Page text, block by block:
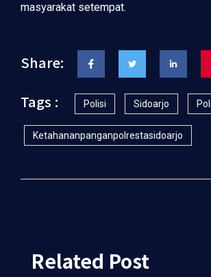
masyarakat setempat.
Share:
Tags :
Polisi Sidoarjo
Ketahananpanganpolrestasidoarjo
Related Post